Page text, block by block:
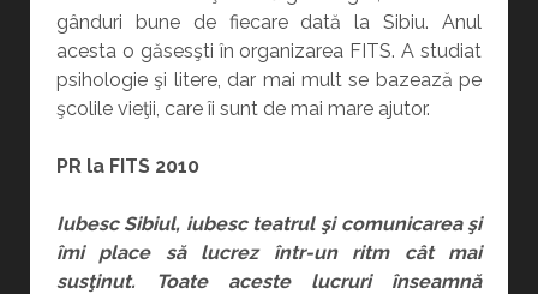
gânduri bune de fiecare dată la Sibiu. Anul
acesta o găsesşti în organizarea FITS. A studiat
psihologie şi litere, dar mai mult se bazează pe
şcolile vieţii, care îi sunt de mai mare ajutor.
PR la FITS 2010
Iubesc Sibiul, iubesc teatrul şi comunicarea şi
îmi place să lucrez într-un ritm cât mai
susţinut.
Toate aceste lucruri înseamnă